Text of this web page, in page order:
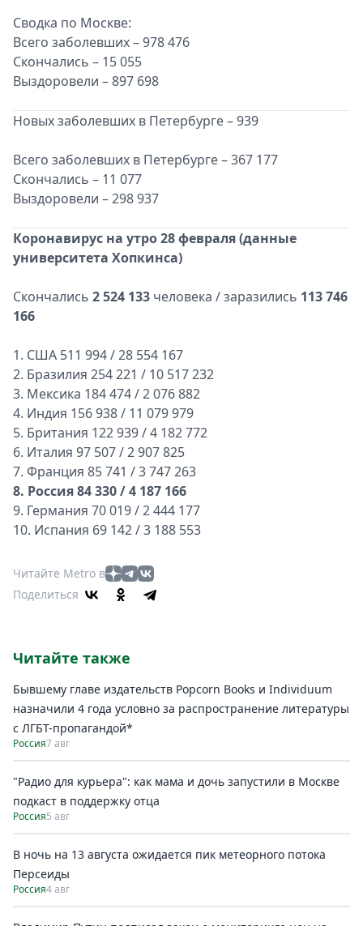
Сводка по Москве:
Всего заболевших – 978 476
Скончались – 15 055
Выздоровели – 897 698
Новых заболевших в Петербурге – 939
Всего заболевших в Петербурге – 367 177
Скончались – 11 077
Выздоровели – 298 937
Коронавирус на утро 28 февраля (данные
университета Хопкинса)
Скончались 2 524 133 человека / заразились 113 746
166
1. США 511 994 / 28 554 167
2. Бразилия 254 221 / 10 517 232
3. Мексика 184 474 / 2 076 882
4. Индия 156 938 / 11 079 979
5. Британия 122 939 / 4 182 772
6. Италия 97 507 / 2 907 825
7. Франция 85 741 / 3 747 263
8. Россия 84 330 / 4 187 166
9. Германия 70 019 / 2 444 177
10. Испания 69 142 / 3 188 553
Читайте Metro в
Поделиться
Читайте также
Бывшему главе издательств Popcorn Books и Individuum
назначили 4 года условно за распространение литературы
с ЛГБТ-пропагандой*
Россия7 авг
"Радио для курьера": как мама и дочь запустили в Москве
подкаст в поддержку отца
Россия5 авг
В ночь на 13 августа ожидается пик метеорного потока
Персеиды
Россия4 авг